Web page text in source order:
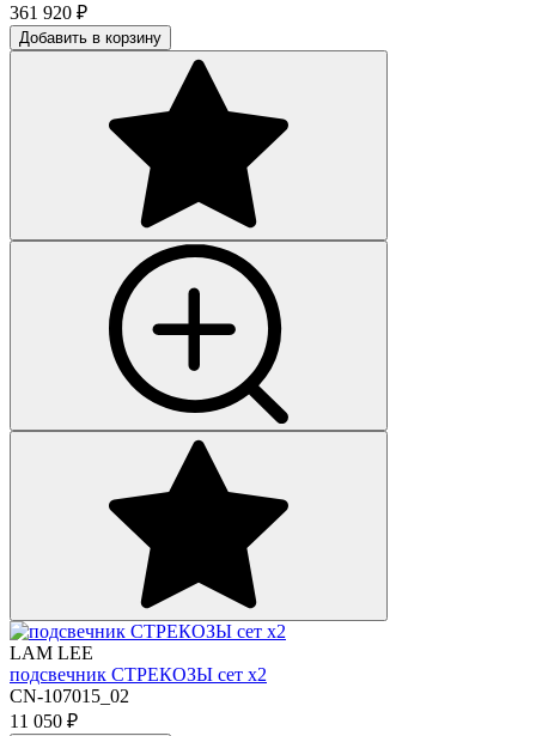
361 920 ₽
Добавить в корзину
LAM LEE
подсвечник СТРЕКОЗЫ сет х2
CN-107015_02
11 050 ₽